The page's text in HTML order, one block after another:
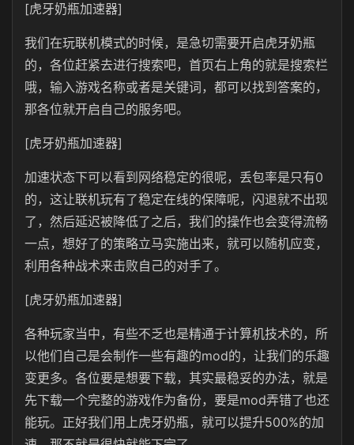
[虎牙奶瓶加速器]
我们在玩联机模式的时候，是急切需要开启虎牙奶瓶
的，各位赶紧去进行搜索吧，首页右上角的就是搜索栏
哦，输入游戏名称或者是关键词，都可以找到答案的，
那各位就开启自己的服务吧。
[虎牙奶瓶加速器]
加速状态下可以看到网络稳定的很呢，丢包率是只有0
的，这让联机玩有了稳定在线的保障呢，闪退就不出现
了，然后延迟被降低了之后，我们的操作也会变得流畅
一点，想好了的策略立马实施出来，就可以随机应变，
利用各种战术来击败自己的对手了。
[虎牙奶瓶加速器]
各种玩家当中，有些不乏也是精通于计算机技术的，所
以他们自己是会制作一些有趣的mod的，让我们的乐趣
变更多。各位要是想要下载，其实最稳妥的办法，就是
先下载一个完整的游戏作为备份，要是mod弄错了也还
能玩。正好我们用上虎牙奶瓶，就可以提升500%的加